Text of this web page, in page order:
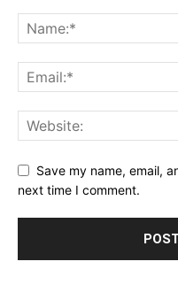
Save my name, email,
next time I comment.